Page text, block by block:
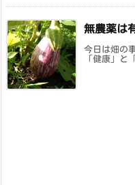
無農薬は
今日は畑の
「健康」